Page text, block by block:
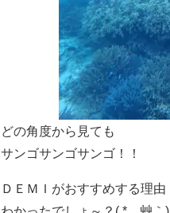
どの角度から見ても
サンゴサンゴサンゴ！！
ＤＥＭＩがおすすめする理由
わかったでしょ～？( *´艸｀)